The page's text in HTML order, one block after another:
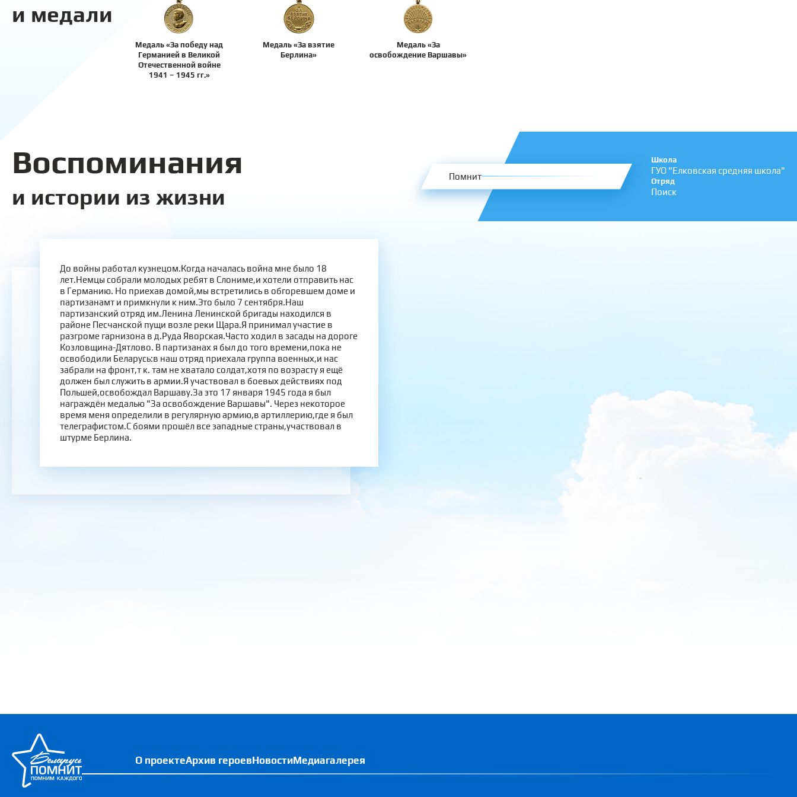
и медали
Медаль «За победу над
Германией в Великой
Отечественной войне
1941 – 1945 гг.»
Медаль «За взятие
Берлина»
Медаль «За
освобождение Варшавы»
Воспоминания
и истории из жизни
Помнит
Школа
ГУО "Елковская средняя школа"
Отряд
Поиск
До войны работал кузнецом.Когда началась война мне было 18
лет.Немцы собрали молодых ребят в Слониме,и хотели отправить нас
в Германию. Но приехав домой,мы встретились в обгоревшем доме и
партизанамт и примкнули к ним.Это было 7 сентября.Наш
партизанский отряд им.Ленина Ленинской бригады находился в
районе Песчанской пущи возле реки Щара.Я принимал участие в
разгроме гарнизона в д.Руда Яворская.Часто ходил в засады на дороге
Козловщина-Дятлово. В партизанах я был до того времени,пока не
освободили Беларусь:в наш отряд приехала группа военных,и нас
забрали на фронт,т к. там не хватало солдат,хотя по возрасту я ещё
должен был служить в армии.Я участвовал в боевых действиях под
Польшей,освобождал Варшаву.За это 17 января 1945 года я был
награждён медалью "За освобождение Варшавы". Через некоторое
время меня определили в регулярную армию,в артиллерию,где я был
телеграфистом.С боями прошёл все западные страны,участвовал в
штурме Берлина.
О проектеАрхив героевНовостиМедиагалерея